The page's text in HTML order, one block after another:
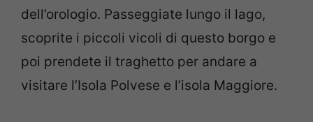
dell’orologio. Passeggiate lungo il lago,
scoprite i piccoli vicoli di questo borgo e
poi prendete il traghetto per andare a
visitare l’Isola Polvese e l’isola Maggiore.